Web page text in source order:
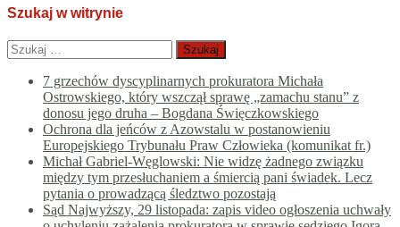
Szukaj w witrynie
Szukaj:
7 grzechów dyscyplinarnych prokuratora Michała
Ostrowskiego, który wszczął sprawę „zamachu stanu” z
donosu jego druha – Bogdana Święczkowskiego
Ochrona dla jeńców z Azowstalu w postanowieniu
Europejskiego Trybunału Praw Człowieka (komunikat fr.)
Michał Gabriel-Węglowski: Nie widzę żadnego związku
między tym przesłuchaniem a śmiercią pani świadek. Lecz
pytania o prowadzącą śledztwo pozostają
Sąd Najwyższy, 29 listopada: zapis video ogłoszenia uchwały